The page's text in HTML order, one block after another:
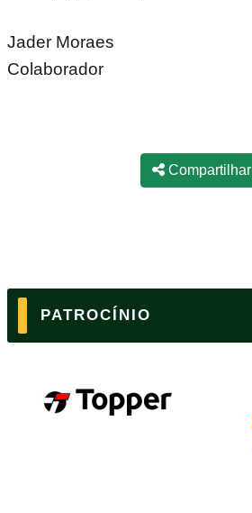
Jader Moraes
Colaborador
Compartilhar
PATROCÍNIO